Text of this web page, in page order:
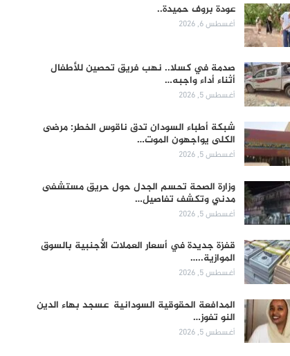
عودة بروف حميدة..
أغسطس 6, 2026
صدمة في كسلا.. نهب فريق تحصين للأطفال
أثناء أداء واجبه…
أغسطس 5, 2026
شبكة أطباء السودان تدق ناقوس الخطر: مرضى
الكلى يواجهون الموت…
أغسطس 5, 2026
وزارة الصحة تحسم الجدل حول حريق مستشفى
مدني وتكشف تفاصيل…
أغسطس 5, 2026
قفزة جديدة في أسعار العملات الأجنبية بالسوق
الموازية..…
أغسطس 5, 2026
المدافعة الحقوقية السودانية عسجد بهاء الدين
النو تفوز…
أغسطس 5, 2026